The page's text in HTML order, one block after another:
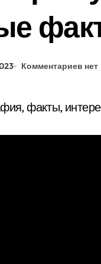
Комментариев нет